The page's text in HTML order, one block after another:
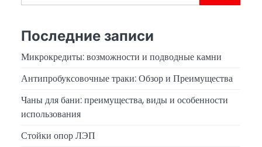
Последние записи
Микрокредиты: возможности и подводные камни
Антипробуксовочные траки: Обзор и Преимущества
Чаны для бани: преимущества, виды и особенности
использования
Стойки опор ЛЭП